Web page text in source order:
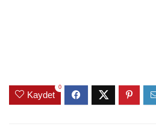
Kaydet
0